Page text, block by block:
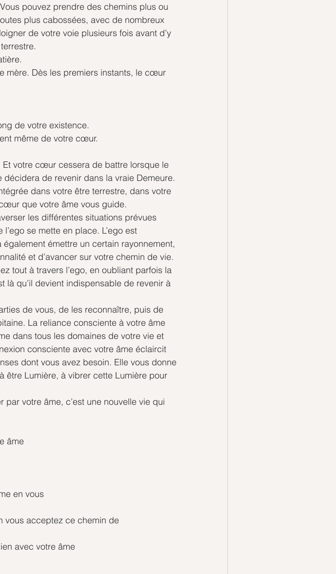
pouvez prendre des chemins plus ou
plus cabossées, avec de nombreux
de votre voie plusieurs fois avant d’y
mère. Dès les premiers instants, le cœur
de votre existence.
même de votre cœur.
votre cœur cessera de battre lorsque le
de revenir dans la vraie Demeure.
dans votre être terrestre, dans votre
que votre âme vous guide.
les différentes situations prévues
se mette en place. L’ego est
émettre un certain rayonnement,
et d’avancer sur votre chemin de vie.
tout à travers l’ego, en oubliant parfois la
là qu’il devient indispensable de revenir à
de vous, de les reconnaître, puis de
La reliance consciente à votre âme
dans tous les domaines de votre vie et
consciente avec votre âme éclaircit
dont vous avez besoin. Elle vous donne
être Lumière, à vibrer cette Lumière pour
votre âme, c’est une nouvelle vie qui
âme
en vous
vous acceptez ce chemin de
avec votre âme